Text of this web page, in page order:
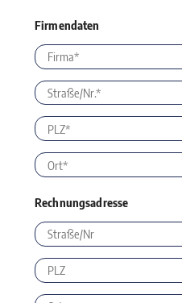
Firmendaten
Rechnungsadresse